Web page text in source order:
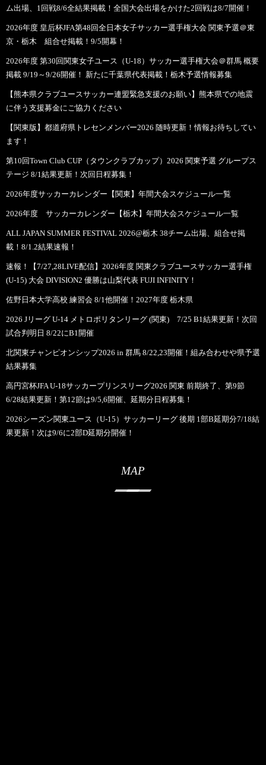
ム出場、1回戦8/6全結果掲載！全国大会出場をかけた2回戦は8/7開催！
2026年度 皇后杯JFA第48回全日本女子サッカー選手権大会 関東予選＠東
京・栃木 組合せ掲載！9/5開幕！
2026年度 第30回関東女子ユース（U-18）サッカー選手権大会＠群馬 概要
掲載 9/19～9/26開催！ 新たに千葉県代表掲載！栃木予選情報募集
【熊本県クラブユースサッカー連盟緊急支援のお願い】熊本県での地震
に伴う支援募金にご協力ください
【関東版】都道府県トレセンメンバー2026 随時更新！情報お待ちしてい
ます！
第10回Town Club CUP（タウンクラブカップ）2026 関東予選 グループス
テージ 8/1結果更新！次回日程募集！
2026年度サッカーカレンダー【関東】年間大会スケジュール一覧
2026年度 サッカーカレンダー【栃木】年間大会スケジュール一覧
ALL JAPAN SUMMER FESTIVAL 2026@栃木 38チーム出場、組合せ掲
載！8/1.2結果速報！
速報！【7/27,28LIVE配信】2026年度 関東クラブユースサッカー選手権
(U-15) 大会 DIVISION2 優勝は山梨代表 FUJI INFINITY！
佐野日本大学高校 練習会 8/1他開催！2027年度 栃木県
2026 Jリーグ U-14 メトロポリタンリーグ (関東) 7/25 B1結果更新！次回
試合判明日 8/22にB1開催
北関東チャンピオンシップ2026 in 群馬 8/22,23開催！組み合わせや県予選
結果募集
高円宮杯JFA U-18サッカープリンスリーグ2026 関東 前期終了、第9節
6/28結果更新！第12節は9/5,6開催、延期分日程募集！
2026シーズン関東ユース（U-15）サッカーリーグ 後期 1部B延期分7/18結
果更新！次は9/6に2部D延期分開催！
MAP